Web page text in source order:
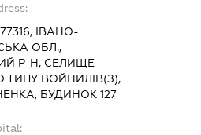
ІВАНО-
ОБЛ.,
Р-Н, СЕЛИЩЕ
ТИПУ ВОЙНИЛІВ(З),
БУДИНОК 127